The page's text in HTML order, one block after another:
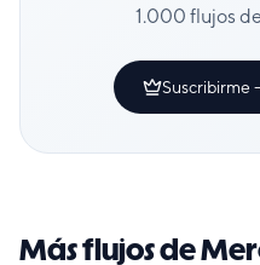
1.000 flujos
Suscribirme
Más flujos de